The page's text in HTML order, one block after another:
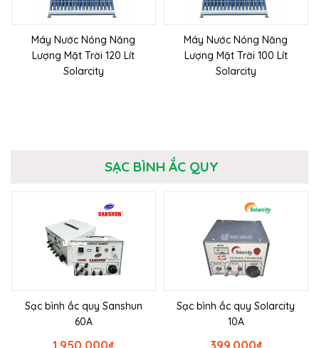
Máy Nước Nóng Năng
Lượng Mặt Trời 120 Lít
Solarcity
Máy Nước Nóng Năng
Lượng Mặt Trời 100 Lít
Solarcity
SẠC BÌNH ẮC QUY
Sạc bình ắc quy Sanshun
60A
Sạc bình ắc quy Solarcity
10A